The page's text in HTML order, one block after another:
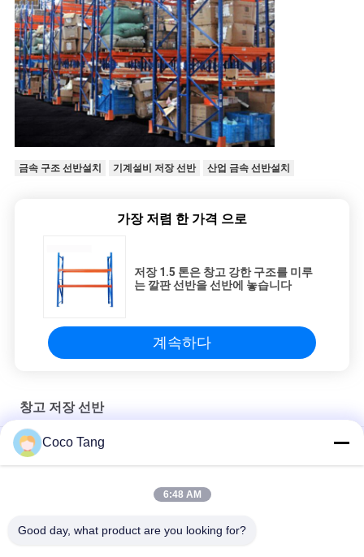
금속 구조 선반설치 기계설비 저장 선반 산업 금속 선반설치
가장 저렴 한 가격 으로
저장 1.5 톤은 창고 강한 구조를 미루
는 깔판 선반을 선반에 놓습니다
계속하다
창고 저장 선반
냉 압연 강철 창고 저장 셀프 조정할 수 있는 레이어
Coco Tang
6:48 AM
Good day, what product are you looking for?